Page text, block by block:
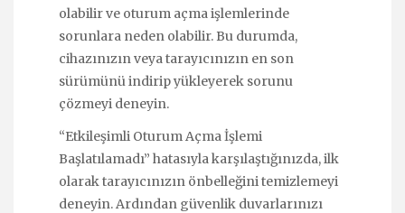
olabilir ve oturum açma işlemlerinde
sorunlara neden olabilir. Bu durumda,
cihazınızın veya tarayıcınızın en son
sürümünü indirip yükleyerek sorunu
çözmeyi deneyin.
“Etkileşimli Oturum Açma İşlemi
Başlatılamadı” hatasıyla karşılaştığınızda, ilk
olarak tarayıcınızın önbelleğini temizlemeyi
deneyin. Ardından güvenlik duvarlarınızı